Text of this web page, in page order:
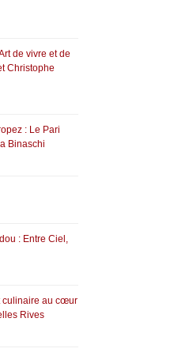
de vivre et de
Christophe
: Le Pari
Binaschi
: Entre Ciel,
culinaire au cœur
Rives